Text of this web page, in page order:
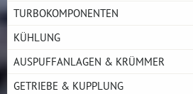
TURBOKOMPONENTEN
KÜHLUNG
AUSPUFFANLAGEN & KRÜMMER
GETRIEBE & KUPPLUNG